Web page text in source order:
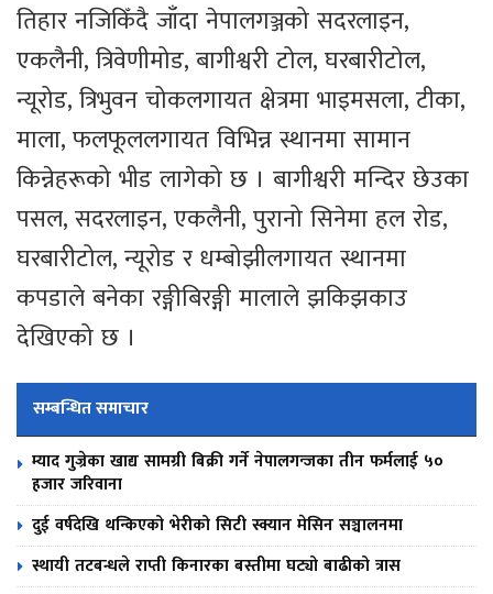
तिहार नजिकिँदै जाँदा नेपालगञ्जको सदरलाइन,
एकलैनी, त्रिवेणीमोड, बागीश्वरी टोल, घरबारीटोल,
न्यूरोड, त्रिभुवन चोकलगायत क्षेत्रमा भाइमसला, टीका,
माला, फलफूललगायत विभिन्न स्थानमा सामान
किन्नेहरूको भीड लागेको छ । बागीश्वरी मन्दिर छेउका
पसल, सदरलाइन, एकलैनी, पुरानो सिनेमा हल रोड,
घरबारीटोल, न्यूरोड र धम्बोझीलगायत स्थानमा
कपडाले बनेका रङ्गीबिरङ्गी मालाले झकिझकाउ
देखिएको छ ।
सम्बन्धित समाचार
म्याद गुज्रेका खाद्य सामग्री बिक्री गर्ने नेपालगन्जका तीन फर्मलाई ५०
हजार जरिवाना
दुई वर्षदेखि थन्किएको भेरीको सिटी स्क्यान मेसिन सञ्चालनमा
स्थायी तटबन्धले राप्ती किनारका बस्तीमा घट्यो बाढीको त्रास